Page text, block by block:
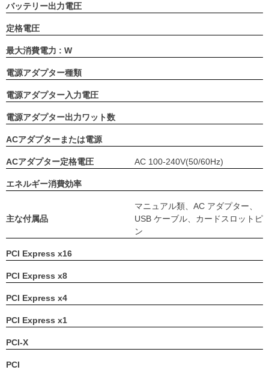
バッテリー出力電圧
定格電圧
最大消費電力 : W
電源アダプター種類
電源アダプター入力電圧
電源アダプター出力ワット数
ACアダプターまたは電源
ACアダプター定格電圧 AC 100-240V(50/60Hz)
エネルギー消費効率
主な付属品
マニュアル類、AC アダプター、
USB ケーブル、カードスロットピ
ン
PCI Express x16
PCI Express x8
PCI Express x4
PCI Express x1
PCI-X
PCI